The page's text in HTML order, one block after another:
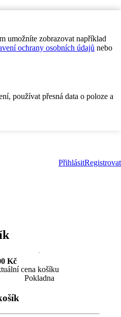
umožníte zobrazovat například
ochrany osobních údajů nebo
používat přesná data o poloze a
PřihlásitRegistrovat
KčAktuální cena košíku
Kč
cena košíku
Pokladna